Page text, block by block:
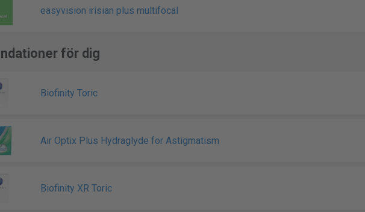
easyvision irisian plus multifocal
för dig
Biofinity Toric
Air Optix Plus Hydraglyde for Astigmatism
Biofinity XR Toric